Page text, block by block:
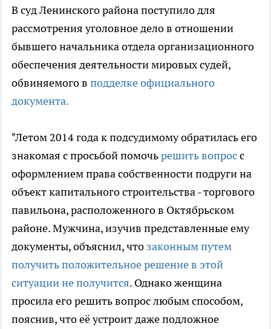
В суд Ленинского района поступило для
рассмотрения уголовное дело в отношении
бывшего начальника отдела организационного
обеспечения деятельности мировых судей,
обвиняемого в подделке официального
документа.
"Летом 2014 года к подсудимому обратилась его
знакомая с просьбой помочьрешить вопросс
оформлением права собственности подруги на
объект капитального строительства - торгового
павильона, расположенного в Октябрьском
районе. Мужчина, изучив представленные ему
документы, объяснил, что законным путем
получить положительное решение в этой
ситуации не получится. Однако женщина
просила его решить вопрос любым способом,
пояснив, что её устроит даже подложное